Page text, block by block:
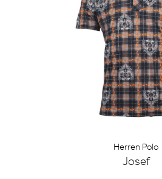
Herren Polo
Josef